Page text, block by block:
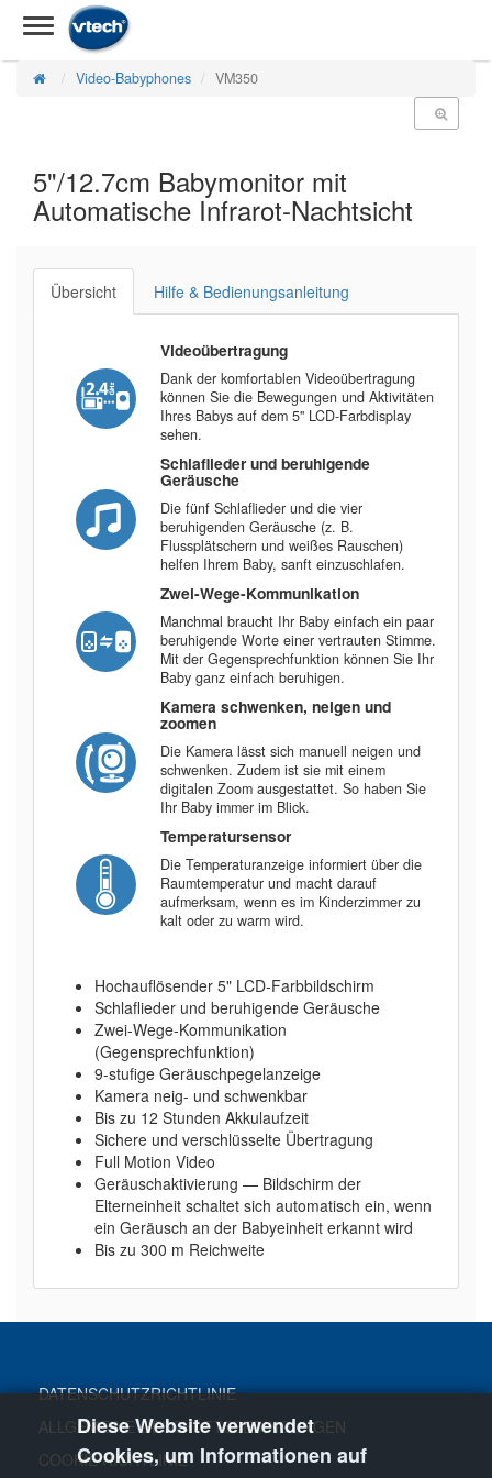
Diese Website verwendet
Cookies, um Informationen auf
Video-Babyphones VM350
5"/12.7cm Babymonitor mit
Automatische Infrarot-Nachtsicht
Übersicht Hilfe & Bedienungsanleitung
Videoübertragung
Dank der komfortablen Videoübertragung
können Sie die Bewegungen und Aktivitäten
Ihres Babys auf dem 5'' LCD-Farbdisplay
sehen.
Schlaflieder und beruhigende
Geräusche
Die fünf Schlaflieder und die vier
beruhigenden Geräusche (z. B.
Flussplätschern und weißes Rauschen)
helfen Ihrem Baby, sanft einzuschlafen.
Zwei-Wege-Kommunikation
Manchmal braucht Ihr Baby einfach ein paar
beruhigende Worte einer vertrauten Stimme.
Mit der Gegensprechfunktion können Sie Ihr
Baby ganz einfach beruhigen.
Kamera schwenken, neigen und
zoomen
Die Kamera lässt sich manuell neigen und
schwenken. Zudem ist sie mit einem
digitalen Zoom ausgestattet. So haben Sie
Ihr Baby immer im Blick.
Temperatursensor
Die Temperaturanzeige informiert über die
Raumtemperatur und macht darauf
aufmerksam, wenn es im Kinderzimmer zu
kalt oder zu warm wird.
Hochauflösender 5" LCD-Farbbildschirm
Schlaflieder und beruhigende Geräusche
Zwei-Wege-Kommunikation
(Gegensprechfunktion)
9-stufige Geräuschpegelanzeige
Kamera neig- und schwenkbar
Bis zu 12 Stunden Akkulaufzeit
Sichere und verschlüsselte Übertragung
Full Motion Video
Geräuschaktivierung — Bildschirm der
Elterneinheit schaltet sich automatisch ein, wenn
ein Geräusch an der Babyeinheit erkannt wird
Bis zu 300 m Reichweite
DATENSCHUTZRICHTLINIE
ALLGEMEINE GESCHÄFTSBEDINGUNGEN
COOKIE RICHTLINIE